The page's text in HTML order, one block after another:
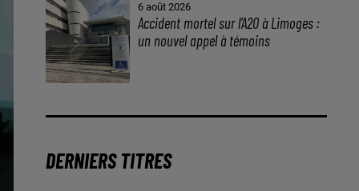
6 août 2026
Accident mortel sur l’A20 à Limoges :
un nouvel appel à témoins
DERNIERS TITRES